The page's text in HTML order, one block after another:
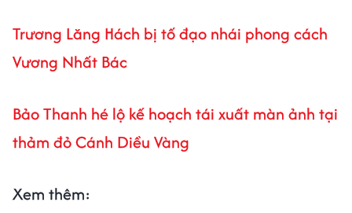
Trương Lăng Hách bị tố đạo nhái phong cách
Vương Nhất Bác
Bảo Thanh hé lộ kế hoạch tái xuất màn ảnh tại
thảm đỏ Cánh Diều Vàng
Xem thêm: